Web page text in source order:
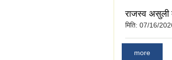
राजस्व असुली
मिति: 07/16/
more